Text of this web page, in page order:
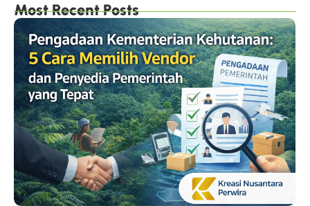
Most Recent Posts